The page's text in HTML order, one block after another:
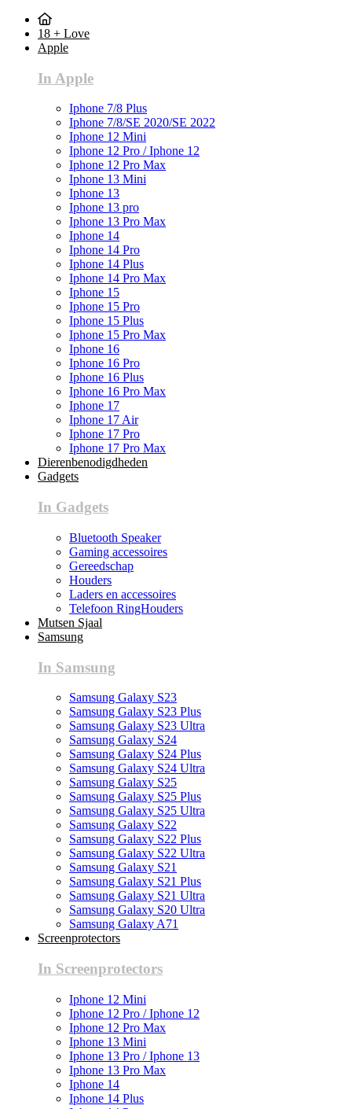
18 + Love
Apple
In Apple
Iphone 7/8 Plus
Iphone 7/8/SE 2020/SE 2022
Iphone 12 Mini
Iphone 12 Pro / Iphone 12
Iphone 12 Pro Max
Iphone 13 Mini
Iphone 13
Iphone 13 pro
Iphone 13 Pro Max
Iphone 14
Iphone 14 Pro
Iphone 14 Plus
Iphone 14 Pro Max
Iphone 15
Iphone 15 Pro
Iphone 15 Plus
Iphone 15 Pro Max
Iphone 16
Iphone 16 Pro
Iphone 16 Plus
Iphone 16 Pro Max
Iphone 17
Iphone 17 Air
Iphone 17 Pro
Iphone 17 Pro Max
Dierenbenodigdheden
Gadgets
In Gadgets
Bluetooth Speaker
Gaming accessoires
Gereedschap
Houders
Laders en accessoires
Telefoon RingHouders
Mutsen Sjaal
Samsung
In Samsung
Samsung Galaxy S23
Samsung Galaxy S23 Plus
Samsung Galaxy S23 Ultra
Samsung Galaxy S24
Samsung Galaxy S24 Plus
Samsung Galaxy S24 Ultra
Samsung Galaxy S25
Samsung Galaxy S25 Plus
Samsung Galaxy S25 Ultra
Samsung Galaxy S22
Samsung Galaxy S22 Plus
Samsung Galaxy S22 Ultra
Samsung Galaxy S21
Samsung Galaxy S21 Plus
Samsung Galaxy S21 Ultra
Samsung Galaxy S20 Ultra
Samsung Galaxy A71
Screenprotectors
In Screenprotectors
Iphone 12 Mini
Iphone 12 Pro / Iphone 12
Iphone 12 Pro Max
Iphone 13 Mini
Iphone 13 Pro / Iphone 13
Iphone 13 Pro Max
Iphone 14
Iphone 14 Plus